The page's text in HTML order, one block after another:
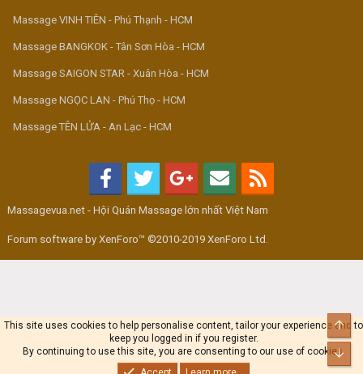
Massage VINH TIÊN - Phú Thạnh - HCM
Massage BANGKOK - Tân Sơn Hòa - HCM
Massage SAIGON STAR - Xuân Hòa - HCM
Massage NGỌC LAN - Phú Thọ - HCM
Massage TÊN LỬA - An Lạc - HCM
Massagevua.net - Hội Quán Massage lớn nhất Việt Nam
Forum software by XenForo™ ©2010-2019 XenForo Ltd.
This site uses cookies to help personalise content, tailor your experience and to
keep you logged in if you register.
By continuing to use this site, you are consenting to our use of cookies.
Top